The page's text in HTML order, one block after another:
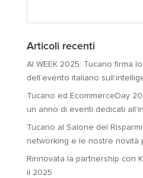
Articoli recenti
AI WEEK 2025: Tucano firma
dell’evento italiano
Tucano ed EcommerceDay
un anno di eventi dedicati
Tucano al Salone del
networking e le nostre novità
Rinnovata la partnership con
il 2025